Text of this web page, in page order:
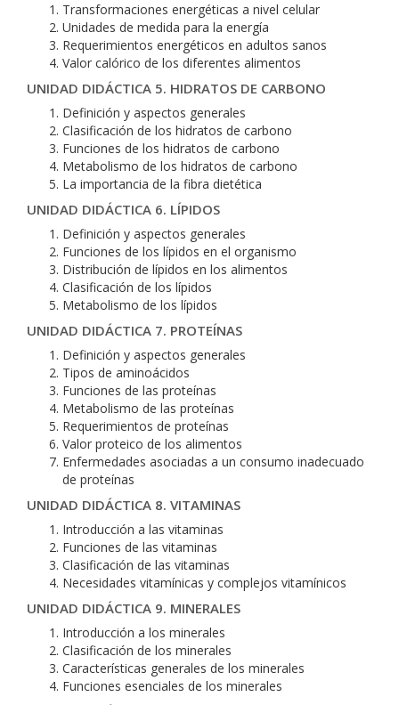
Transformaciones energéticas a nivel celular
Unidades de medida para la energía
Requerimientos energéticos en adultos sanos
Valor calórico de los diferentes alimentos
UNIDAD DIDÁCTICA 5. HIDRATOS DE CARBONO
Definición y aspectos generales
Clasificación de los hidratos de carbono
Funciones de los hidratos de carbono
Metabolismo de los hidratos de carbono
La importancia de la fibra dietética
UNIDAD DIDÁCTICA 6. LÍPIDOS
Definición y aspectos generales
Funciones de los lípidos en el organismo
Distribución de lípidos en los alimentos
Clasificación de los lípidos
Metabolismo de los lípidos
UNIDAD DIDÁCTICA 7. PROTEÍNAS
Definición y aspectos generales
Tipos de aminoácidos
Funciones de las proteínas
Metabolismo de las proteínas
Requerimientos de proteínas
Valor proteico de los alimentos
Enfermedades asociadas a un consumo inadecuado
de proteínas
UNIDAD DIDÁCTICA 8. VITAMINAS
Introducción a las vitaminas
Funciones de las vitaminas
Clasificación de las vitaminas
Necesidades vitamínicas y complejos vitamínicos
UNIDAD DIDÁCTICA 9. MINERALES
Introducción a los minerales
Clasificación de los minerales
Características generales de los minerales
Funciones esenciales de los minerales